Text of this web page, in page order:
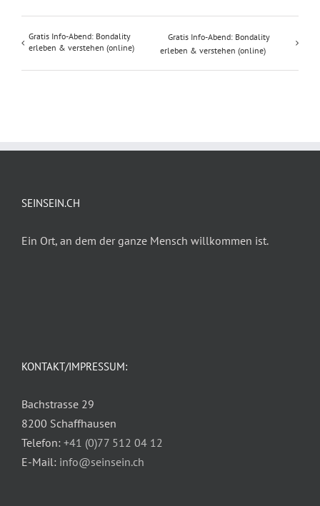
Gratis Info-Abend: Bondality
erleben & verstehen (online)
Gratis Info-Abend: Bondality
erleben & verstehen (online)
SEINSEIN.CH
Ein Ort, an dem der ganze Mensch willkommen ist.
KONTAKT/IMPRESSUM:
Bachstrasse 29
8200 Schaffhausen
Telefon: +41 (0)77 512 04 12
E-Mail: info@seinsein.ch